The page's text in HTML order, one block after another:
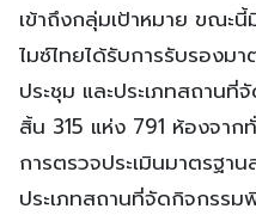
เข้าถึงกลุ่มเป้าหมาย ขณะ
ไมซ์ไทยได้รับการรับรองม
ประชุม และประเภทสถาน
สิ้น 315 แห่ง 791 ห้องจาก
การตรวจประเมินมาตรฐา
ประเภทสถานที่จัดกิจกรร